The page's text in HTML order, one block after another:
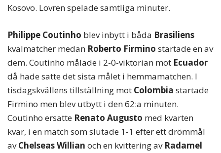
Kosovo. Lovren spelade samtliga minuter.
Philippe Coutinho blev inbytt i båda Brasiliens
kvalmatcher medan Roberto Firmino startade en av
dem. Coutinho målade i 2-0-viktorian mot Ecuador
då hade satte det sista målet i hemmamatchen. I
tisdagskvällens tillställning mot Colombia startade
Firmino men blev utbytt i den 62:a minuten.
Coutinho ersatte Renato Augusto med kvarten
kvar, i en match som slutade 1-1 efter ett drömmål
avChelseas Willian och en kvittering av Radamel